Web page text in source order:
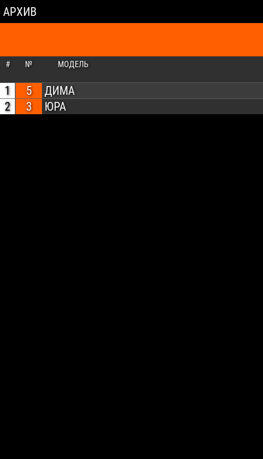
АРХИВ
# № МОДЕЛЬ
1 5 ДИМА
2
3 ЮРА